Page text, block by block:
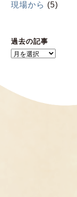
現場から (5)
過去の記事
過
記